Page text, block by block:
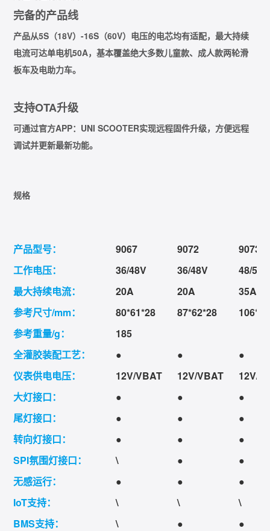
完备的产品线
产品从5S（18V）-16S（60V）电压的电芯均有适配，最大持续
电流可达单电机50A，基本覆盖绝大多数儿童款、成人款两轮滑
板车及电助力车。
支持OTA升级
可通过官方APP：UNI SCOOTER实现远程固件升级，方便远程
调试并更新最新功能。
规格
产品型号： 9067 9072
9073
工作电压：
36/48V 36/48V
48/52/
最大持续电流：
20A 20A
35A
参考尺寸/mm：
80*61*28 87*62*28
参考重量/g：
185
全灌胶装配工艺：
● ●
●
仪表供电电压：
12V/VBAT 12V/VBAT
12V/
大灯接口：
● ●
●
尾灯接口：
● ●
●
转向灯接口：
● ●
●
SPI氛围灯接口：
\ ●
●
无感运行：
● ●
●
IoT支持：
\ \
\
BMS支持：
\ ●
●